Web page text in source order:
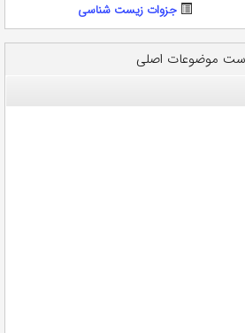
جزوات زیست شناسی
موضوعات اصلی